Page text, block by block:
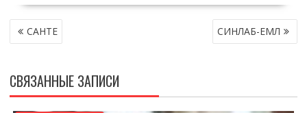
НАВИГАЦИЯ
ПО САНТЕ СИНЛАБ-ЕМЛ
СВЯЗАННЫЕ ЗАПИСИ